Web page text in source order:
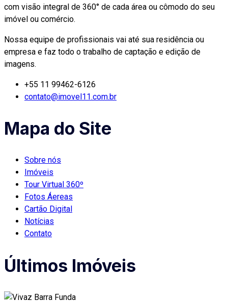
com visão integral de 360° de cada área ou cômodo do seu
imóvel ou comércio.
Nossa equipe de profissionais vai até sua residência ou
empresa e faz todo o trabalho de captação e edição de
imagens.
+55 11 99462-6126
contato@imovel11.com.br
Mapa do Site
Sobre nós
Imóveis
Tour Virtual 360º
Fotos Áereas
Cartão Digital
Notícias
Contato
Últimos Imóveis